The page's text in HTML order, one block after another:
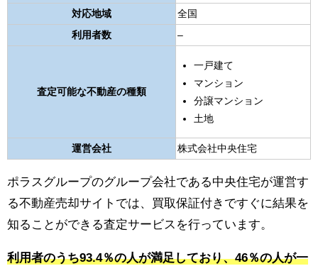
対応地域
全国
利用者数
–
査定可能な不動産の種類
一戸建て
マンション
分譲マンション
土地
運営会社 株式会社中央住宅
ポラスグループのグループ会社である中央住宅が運営す
る不動産売却サイトでは、買取保証付きですぐに結果を
知ることができる査定サービスを行っています。
利用者のうち93.4％の人が満足しており、46％の人が一